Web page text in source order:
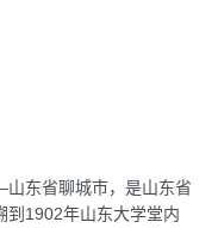
息公开制度
东省聊城市，是山东省
到1902年山东大学堂内